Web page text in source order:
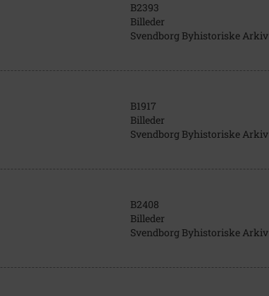
B2393
Billeder
Svendborg Byhistoriske Arkiv
B1917
Billeder
Svendborg Byhistoriske Arkiv
B2408
Billeder
Svendborg Byhistoriske Arkiv